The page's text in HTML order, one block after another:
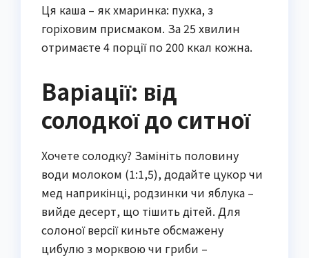
Ця каша – як хмаринка: пухка, з
горіховим присмаком. За 25 хвилин
отримаєте 4 порції по 200 ккал кожна.
Варіації: від
солодкої до ситної
Хочете солодку? Замініть половину
води молоком (1:1,5), додайте цукор чи
мед наприкінці, родзинки чи яблука –
вийде десерт, що тішить дітей. Для
солоної версії киньте обсмажену
цибулю з морквою чи гриби –